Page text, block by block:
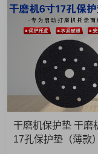
干磨机保护垫 干磨
17孔保护垫（薄款）